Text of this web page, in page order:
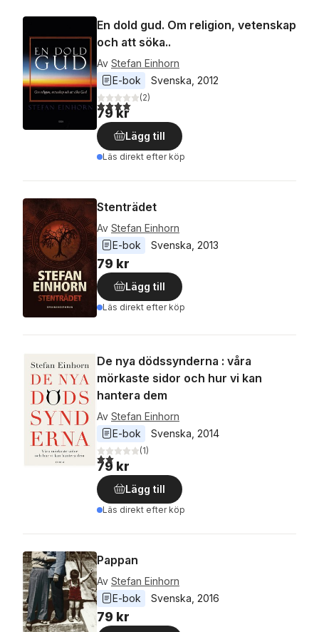
En dold gud. Om religion, vetenskap
och att söka..
Av Stefan Einhorn
E-bok
Svenska 2012
4,0utav 5 stjärnor. Totalt antal röster:
(2)
79 kr
Lägg till
Läs direkt efter köp
Stenträdet
Av Stefan Einhorn
E-bok
Svenska 2013
79 kr
Lägg till
Läs direkt efter köp
De nya dödssynderna : våra
mörkaste sidor och hur vi kan
hantera dem
Av Stefan Einhorn
E-bok
Svenska 2014
2,0utav 5 stjärnor. Totalt antal röster:
(1)
79 kr
Lägg till
Läs direkt efter köp
Pappan
Av Stefan Einhorn
E-bok
Svenska 2016
79 kr